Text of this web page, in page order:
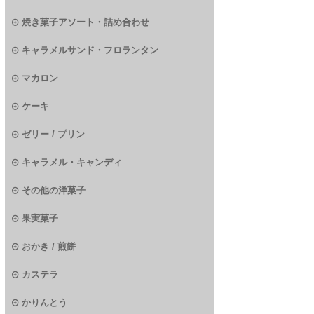
焼き菓子アソート・詰め合わせ
キャラメルサンド・フロランタン
マカロン
ケーキ
ゼリー / プリン
キャラメル・キャンディ
その他の洋菓子
果実菓子
おかき / 煎餅
カステラ
かりんとう